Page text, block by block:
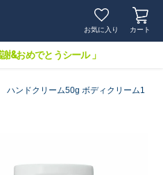
お気に入り カート
&おめでとうシール 」
ハンドクリーム50g ボディクリーム1